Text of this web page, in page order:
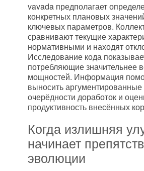
vavada предполагает
конкретных плановых
ключевых параметров.
сравнивают текущие
нормативными и находят
Исследование кода
потребляющие значительнее
мощностей. Информация
выносить
очерёдности доработок и
продуктивность внесённых
Когда излишняя
начинает
эволюции